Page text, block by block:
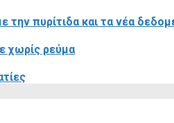
την πυρίτιδα και τα νέα
χωρίς ρεύμα